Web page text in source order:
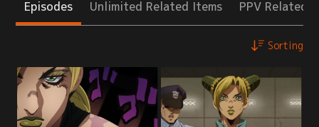
Episodes Unlimited Related Items PPV Related
Sorting